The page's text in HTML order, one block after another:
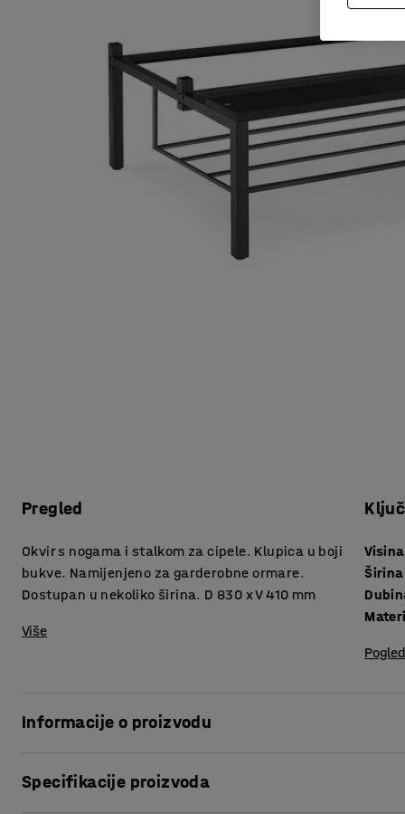
Pregled
Okvir s nogama i stalkom za cipele. Klupica u boji
bukve. Namijenjeno za garderobne ormare.
Dostupan u nekoliko širina. D 830 x V 410 mm
Više
Visina
Širina
Informacije o proizvodu
Specifikacije proizvoda